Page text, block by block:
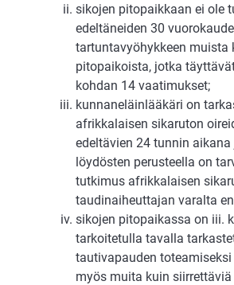
sikojen pitopaikkaan ei ole
edeltäneiden 30
tartuntavyöhykkeen muista
pitopaikoista, jotka
kohdan 14 vaatimukset;
kunnaneläinlääkäri on
afrikkalaisen sikaruton
edeltävien 24 tunnin
löydösten perusteella on
tutkimus afrikkalaisen
taudinaiheuttajan varalta
sikojen pitopaikassa on iii.
tarkoitetulla tavalla
tautivapauden
myös muita kuin siirrettäviä